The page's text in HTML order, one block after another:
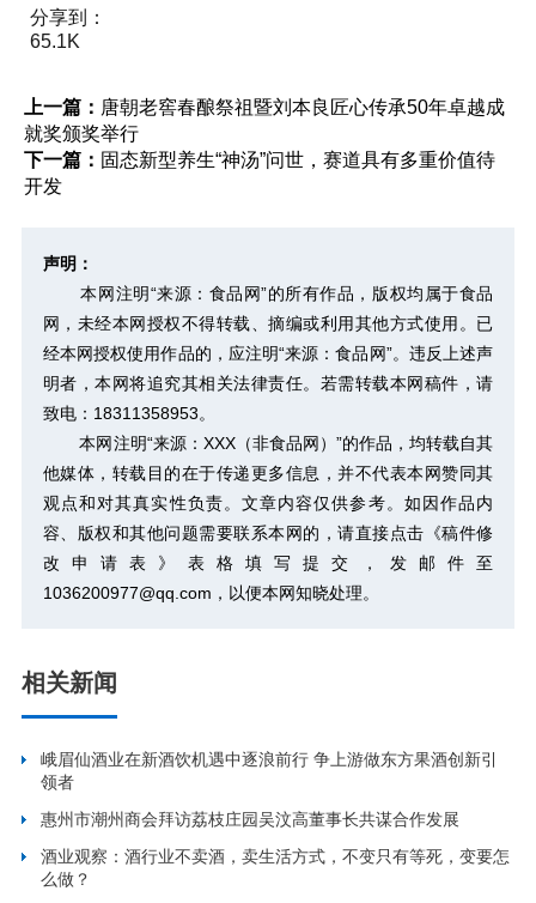
分享到：
65.1K
上一篇： 唐朝老窖春酿祭祖暨刘本良匠心传承50年卓越成
就奖颁奖举行
下一篇： 固态新型养生“神汤”问世，赛道具有多重价值待
开发
声明：
本网注明“来源：食品网”的所有作品，版权均属于食品
网，未经本网授权不得转载、摘编或利用其他方式使用。已
经本网授权使用作品的，应注明“来源：食品网”。违反上述声
明者，本网将追究其相关法律责任。若需转载本网稿件，请
致电：18311358953。
本网注明“来源：XXX（非食品网）”的作品，均转载自其
他媒体，转载目的在于传递更多信息，并不代表本网赞同其
观点和对其真实性负责。文章内容仅供参考。如因作品内
容、版权和其他问题需要联系本网的，请直接点击 《稿件修
改申请表》 表格填写提交，发邮件至
1036200977@qq.com，以便本网知晓处理。
相关新闻
峨眉仙酒业在新酒饮机遇中逐浪前行 争上游做东方果酒创新引
领者
惠州市潮州商会拜访荔枝庄园吴汶高董事长共谋合作发展
酒业观察：酒行业不卖酒，卖生活方式，不变只有等死，变要怎
么做？